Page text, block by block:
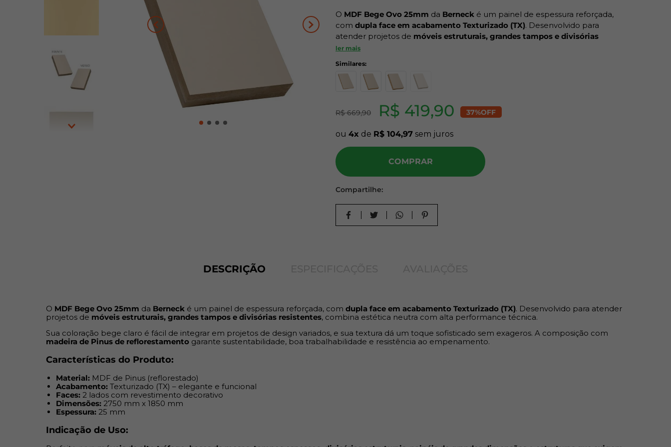
O MDF Bege Ovo 25mm da Berneck é um painel de espessura reforçada,
com dupla face em acabamento Texturizado (TX). Desenvolvido para
atender projetos de móveis estruturais, grandes tampos e divisórias
resistentes
Sua coloração bege claro é fácil de integrar em projetos de design variados,
e sua textura dá um toque sofisticado sem exageros. A composição com
madeira de Pinus de reflorestamento
Características do Produto:
MDF de Pinus (reflorestado)
Texturizado (TX) – elegante e funcional
2 lados com revestimento decorativo
Dimensões:
2750 mm x 1850 mm
Espessura:
Indicação de Uso:
Perfeito paramóveis de alto tráfego, bases de mesas, tampos espessos,
Acabamento texturizado– aparência moderna e versátil
ler mais
37%OFF
R$ 419,90
R$ 669,90
ou 4 de R$ 104,97 sem juros
COMPRAR
Compartilhe:
DESCRIÇÃO
O MDF Bege Ovo 25mm da Berneck é um painel de espessura reforçada, com dupla face em acabamento Texturizado (TX). Desenvolvido para atender
projetos de móveis estruturais, grandes tampos e divisórias resistentes, combina estética neutra com alta performance técnica.
Sua coloração bege claro é fácil de integrar em projetos de design variados, e sua textura dá um toque sofisticado sem exageros. A composição com
madeira de Pinus de reflorestamento garante sustentabilidade, boa trabalhabilidade e resistência ao empenamento.
Características do Produto:
Material: MDF de Pinus (reflorestado)
Acabamento: Texturizado (TX) – elegante e funcional
Faces: 2 lados com revestimento decorativo
Dimensões: 2750 mm x 1850 mm
Espessura: 25 mm
Indicação de Uso:
10º tapa furo